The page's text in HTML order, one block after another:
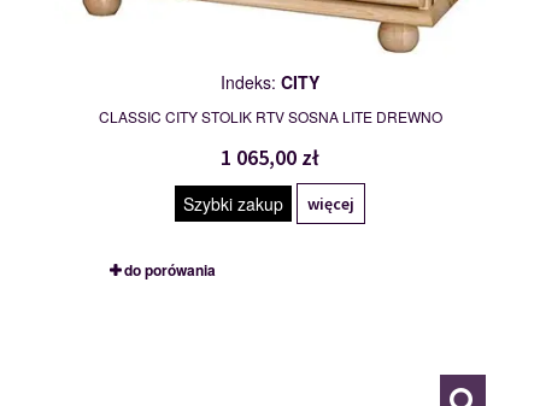
Indeks: CITY
CLASSIC CITY STOLIK RTV SOSNA LITE DREWNO
1 065,00 zł
Szybki zakup więcej
do porówania